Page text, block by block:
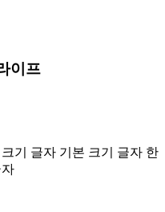
이프
기 글자 기본 크기 글자 한